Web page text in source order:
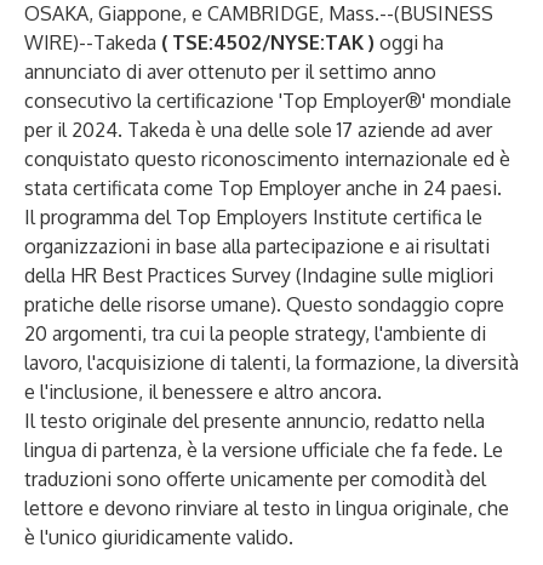
OSAKA, Giappone, e CAMBRIDGE, Mass.--(BUSINESS
WIRE)--Takeda ( TSE:4502/NYSE:TAK ) oggi ha
annunciato di aver ottenuto per il settimo anno
consecutivo la certificazione 'Top Employer®' mondiale
per il 2024. Takeda è una delle sole 17 aziende ad aver
conquistato questo riconoscimento internazionale ed è
stata certificata come Top Employer anche in 24 paesi.
Il programma del Top Employers Institute certifica le
organizzazioni in base alla partecipazione e ai risultati
della HR Best Practices Survey (Indagine sulle migliori
pratiche delle risorse umane). Questo sondaggio copre
20 argomenti, tra cui la people strategy, l'ambiente di
lavoro, l'acquisizione di talenti, la formazione, la diversità
e l'inclusione, il benessere e altro ancora.
Il testo originale del presente annuncio, redatto nella
lingua di partenza, è la versione ufficiale che fa fede. Le
traduzioni sono offerte unicamente per comodità del
lettore e devono rinviare al testo in lingua originale, che
è l'unico giuridicamente valido.